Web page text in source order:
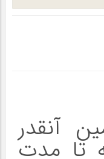
آنقدر
تا مدت